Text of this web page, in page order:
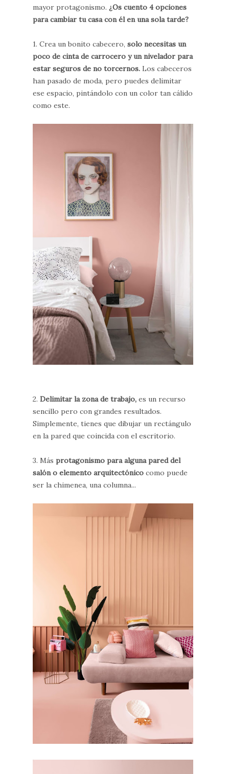
mayor protagonismo. ¿Os cuento 4 opciones
para cambiar tu casa con él en una sola tarde?
1. Crea un bonito cabecero, solo necesitas un
poco de cinta de carrocero y un nivelador para
estar seguros de no torcernos. Los cabeceros
han pasado de moda, pero puedes delimitar
ese espacio, pintándolo con un color tan cálido
como este.
2. Delimitar la zona de trabajo, es un recurso
sencillo pero con grandes resultados.
Simplemente, tienes que dibujar un rectángulo
en la pared que coincida con el escritorio.
3. Más protagonismo para alguna pared del
salón o elemento arquitectónico como puede
ser la chimenea, una columna...